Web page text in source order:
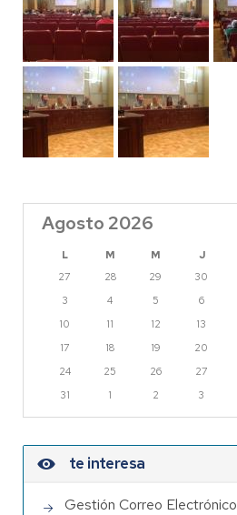
Agosto 2026
L M M J
27
28 29 30
3
4 5 6
10
11 12 13
17
18 19 20
24
25 26 27
31
1 2 3
te interesa
Gestión Correo Electrónico